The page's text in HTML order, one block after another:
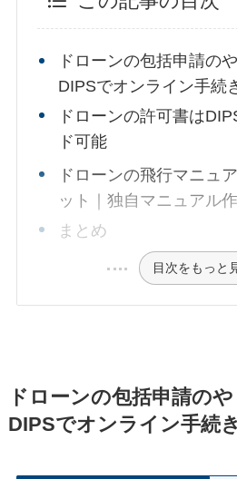
ドローンの包括申請の
DIPSでオンライン手続
ドローンの許可書は
ド可能
ドローンの飛行マニュ
ット｜独自マニュアル
まとめ
目次をもっと
ドローンの包括申請のや
DIPSでオンライン手続き